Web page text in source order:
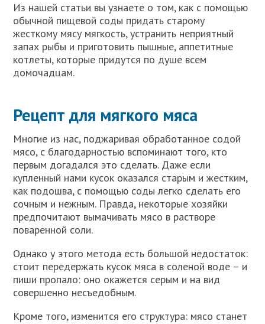
Из нашей статьи вы узнаете о том, как с помощью
обычной пищевой соды придать старому
жесткому мясу мягкость, устранить неприятный
запах рыбы и приготовить пышные, аппетитные
котлеты, которые придутся по душе всем
домочадцам.
Рецепт для мягкого мяса
Многие из нас, поджаривая обработанное содой
мясо, с благодарностью вспоминают того, кто
первым догадался это сделать. Даже если
купленный нами кусок оказался старым и жестким,
как подошва, с помощью соды легко сделать его
сочным и нежным. Правда, некоторые хозяйки
предпочитают вымачивать мясо в растворе
поваренной соли.
Однако у этого метода есть большой недостаток:
стоит передержать кусок мяса в соленой воде – и
пиши пропало: оно окажется серым и на вид
совершенно несъедобным.
Кроме того, изменится его структура: мясо станет